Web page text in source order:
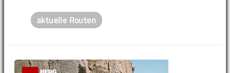
aktuelle Routen